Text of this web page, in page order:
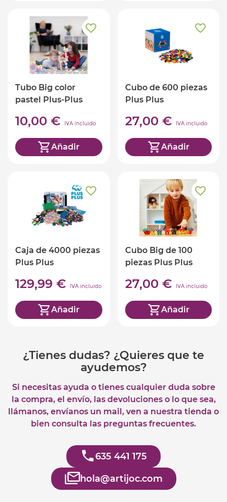
Tubo Big color
pastel Plus-Plus
10,00 € IVA incluido
Añadir
Cubo de 600 piezas
Plus Plus
27,00 € IVA incluido
Añadir
Caja de 4000 piezas
Plus Plus
129,99 € IVA incluido
Añadir
Cubo Big de 100
piezas Plus Plus
27,00 € IVA incluido
Añadir
¿Tienes dudas? ¿Quieres que te
ayudemos?
Si necesitas ayuda o tienes cualquier duda sobre
la compra, el envío, las devoluciones o lo que sea,
llámanos, envíanos un mail, ven a nuestra tienda o
bien consulta las preguntas frecuentes.
635 441 175
hola@artijoc.com